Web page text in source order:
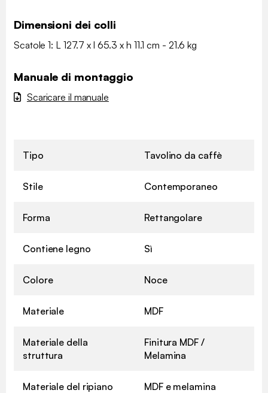
Dimensioni dei colli
Scatole 1: L 127.7 x l 65.3 x h 11.1 cm - 21.6 kg
Manuale di montaggio
Scaricare il manuale
Tipo Tavolino da caffè
Stile Contemporaneo
Forma Rettangolare
Contiene legno Sì
Colore Noce
Materiale MDF
Materiale della
struttura
Finitura MDF /
Melamina
Materiale del ripiano MDF e melamina